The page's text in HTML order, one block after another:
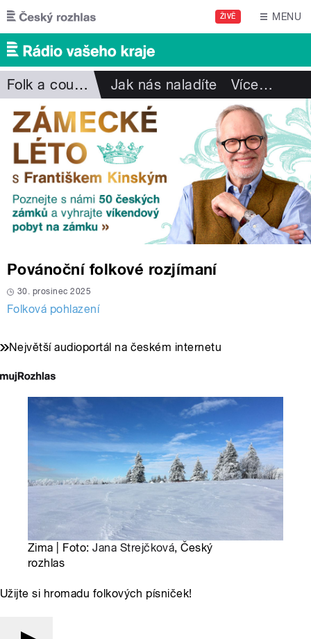
Přejít k hlavnímu obsahu
ŽIVĚ MENU
Folk a country Jak nás naladíte Více…
Povánoční folkové rozjímaní
30. prosinec 2025
Folková pohlazení
Největší audioportál na českém internetu
Zima | Foto:Jana Strejčková, Český
rozhlas
Užijte si hromadu folkových písniček!